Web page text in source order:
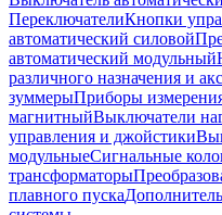
ПереключателиКнопки
автоматический силовой
автоматический модульный
различного назначения и
зуммерыПриборы
магнитныйВыключатели
управления и джойстики
модульныеСигнальные
трансформаторы
плавного пуска